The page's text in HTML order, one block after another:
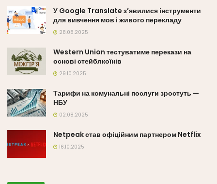
У Google Translate з’явилися інструменти
для вивчення мов і живого перекладу
28.08.2025
Western Union тестуватиме перекази на
основі стейблкоїнів
29.10.2025
Тарифи на комунальні послуги зростуть —
НБУ
02.08.2025
Netpeak став офіційним партнером Netflix
16.10.2025